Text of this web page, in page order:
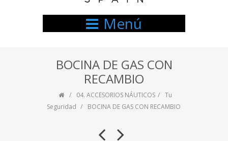
Menú
BOCINA DE GAS CON
RECAMBIO
04. ACCESORIOS NÁUTICOS
Tu
Seguridad
BOCINA DE GAS CON RECAMBIO